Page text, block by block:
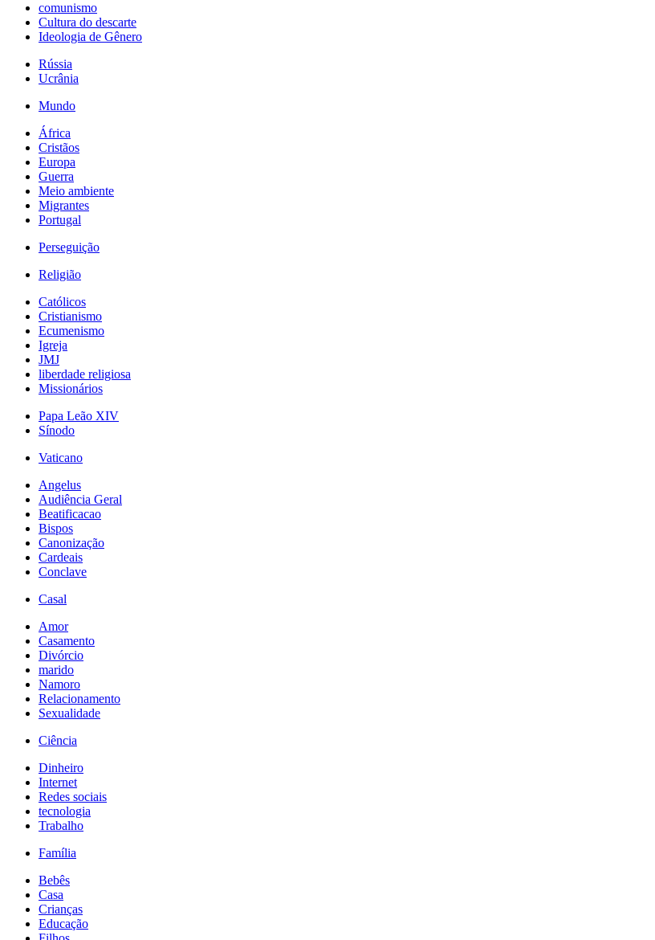
comunismo
Cultura do descarte
Ideologia de Gênero
Rússia
Ucrânia
Mundo
África
Cristãos
Europa
Guerra
Meio ambiente
Migrantes
Portugal
Perseguição
Religião
Católicos
Cristianismo
Ecumenismo
Igreja
JMJ
liberdade religiosa
Missionários
Papa Leão XIV
Sínodo
Vaticano
Angelus
Audiência Geral
Beatificacao
Bispos
Canonização
Cardeais
Conclave
Casal
Amor
Casamento
Divórcio
marido
Namoro
Relacionamento
Sexualidade
Ciência
Dinheiro
Internet
Redes sociais
tecnologia
Trabalho
Família
Bebês
Casa
Crianças
Educação